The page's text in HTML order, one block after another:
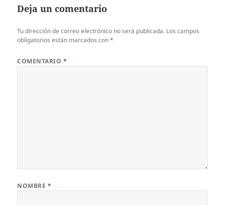
Deja un comentario
Tu dirección de correo electrónico no será publicada. Los campos
obligatorios están marcados con*
COMENTARIO *
NOMBRE *